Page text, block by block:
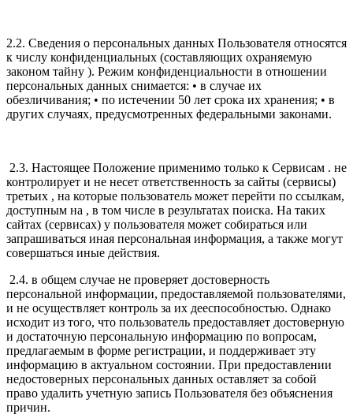
2.2. Сведения о персональных данных Пользователя относятся
к числу конфиденциальных (составляющих охраняемую
законом тайну ). Режим конфиденциальности в отношении
персональных данных снимается: • в случае их
обезличивания; • по истечении 50 лет срока их хранения; • в
других случаях, предусмотренных федеральными законами.
2.3. Настоящее Положение применимо только к Сервисам . не
контролирует и не несет ответственность за сайты (сервисы)
третьих , на которые пользователь может перейти по ссылкам,
доступным на , в том числе в результатах поиска. На таких
сайтах (сервисах) у пользователя может собираться или
запрашиваться иная персональная информация, а также могут
совершаться иные действия.
2.4. в общем случае не проверяет достоверность
персональной информации, предоставляемой пользователями,
и не осуществляет контроль за их дееспособностью. Однако
исходит из того, что пользователь предоставляет достоверную
и достаточную персональную информацию по вопросам,
предлагаемым в форме регистрации, и поддерживает эту
информацию в актуальном состоянии. При предоставлении
недостоверных персональных данных оставляет за собой
право удалить учетную запись Пользователя без объяснения
причин.